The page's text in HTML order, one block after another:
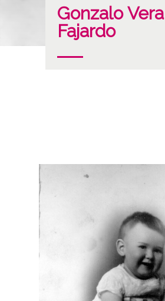
Gonzalo Vera
Fajardo